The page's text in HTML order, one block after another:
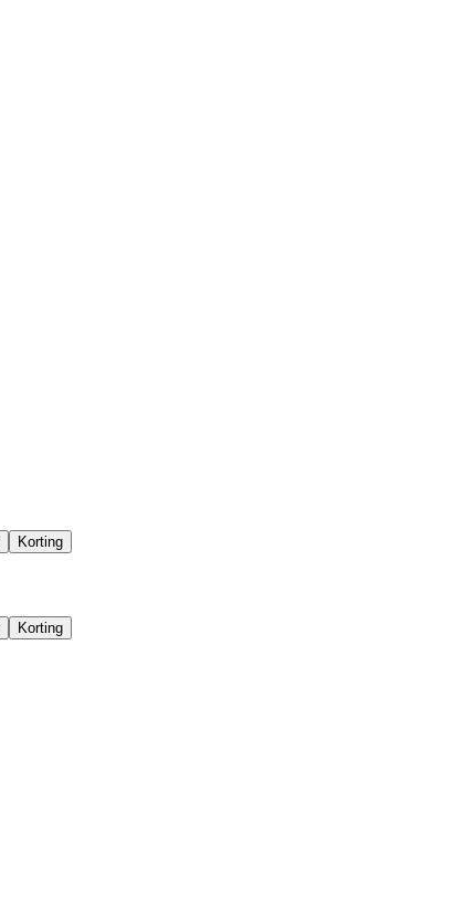
Korting
Korting